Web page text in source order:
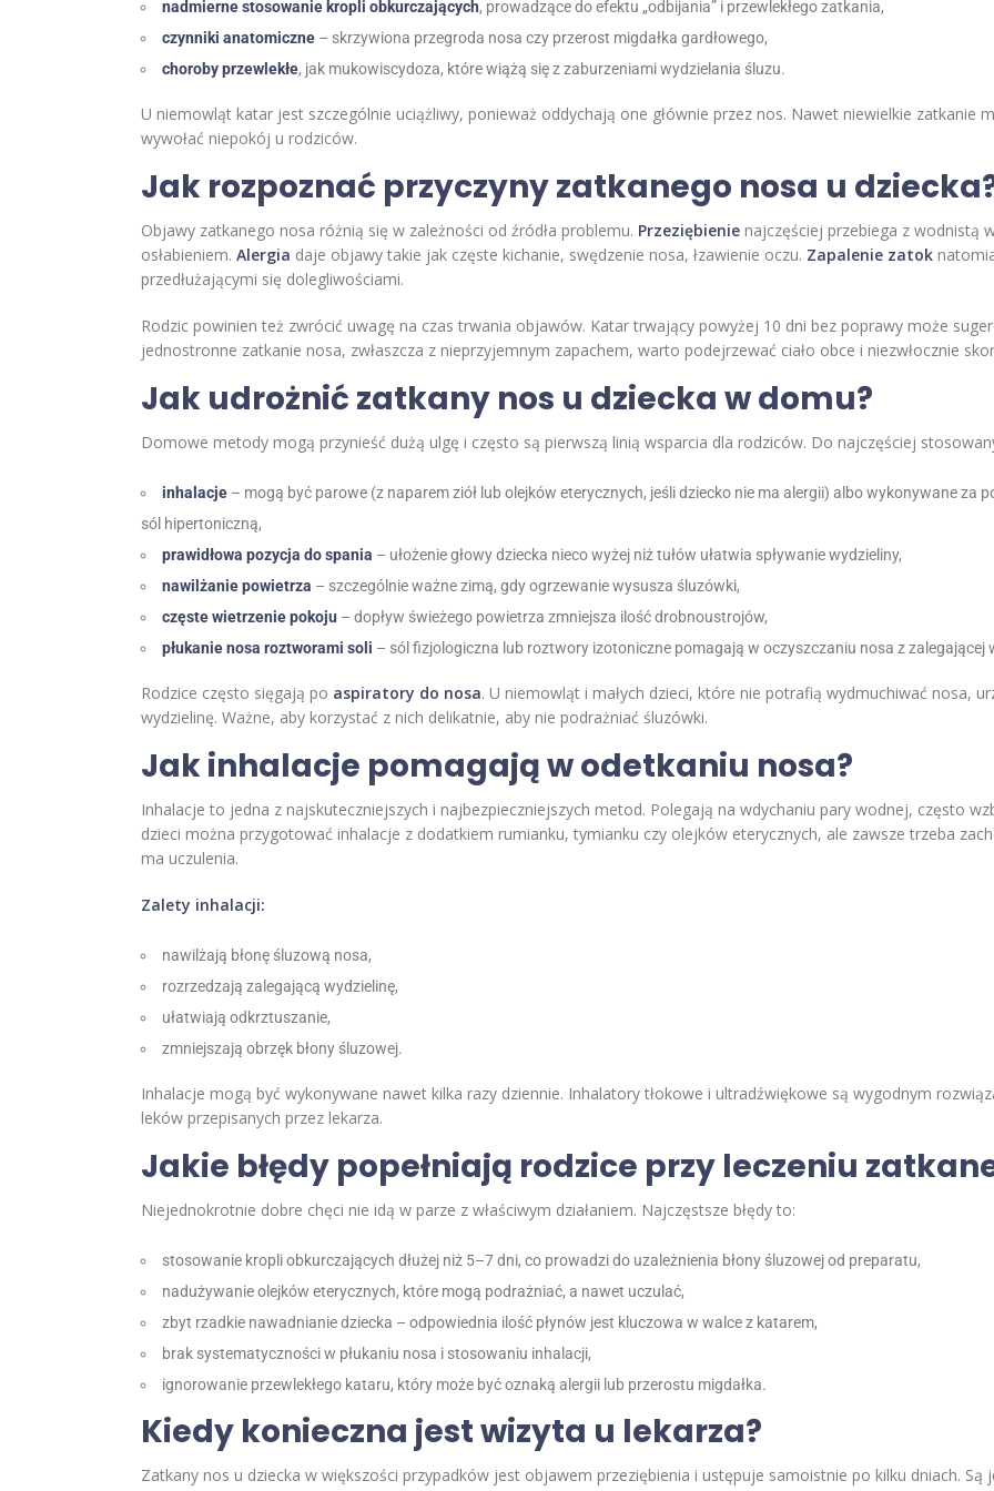
nadmierne stosowanie kropli obkurczających, prowadzące do efektu „odbijania” i przewlekłego zatkania,
czynniki anatomiczne – skrzywiona przegroda nosa czy przerost migdałka gardłowego,
choroby przewlekłe, jak mukowiscydoza, które wiążą się z zaburzeniami wydzielania śluzu.
U niemowląt katar jest szczególnie uciążliwy, ponieważ oddychają one głównie przez nos. Nawet niewielkie zatkanie
wywołać niepokój u rodziców.
Jak rozpoznać przyczyny zatkanego nosa u
Objawy zatkanego nosa różnią się w zależności od źródła problemu. Przeziębienie najczęściej przebiega z wodnistą
osłabieniem. Alergia daje objawy takie jak częste kichanie, swędzenie nosa, łzawienie oczu. Zapalenie zatok
przedłużającymi się dolegliwościami.
Rodzic powinien też zwrócić uwagę na czas trwania objawów. Katar trwający powyżej 10 dni bez poprawy może
jednostronne zatkanie nosa, zwłaszcza z nieprzyjemnym zapachem, warto podejrzewać ciało obce i niezwłocznie
Jak udrożnić zatkany nos u dziecka w domu?
Domowe metody mogą przynieść dużą ulgę i często są pierwszą linią wsparcia dla rodziców. Do najczęściej
inhalacje – mogą być parowe (z naparem ziół lub olejków eterycznych, jeśli dziecko nie ma alergii) albo wykonywane
sól hipertoniczną,
prawidłowa pozycja do spania – ułożenie głowy dziecka nieco wyżej niż tułów ułatwia spływanie wydzieliny,
nawilżanie powietrza – szczególnie ważne zimą, gdy ogrzewanie wysusza śluzówki,
częste wietrzenie pokoju – dopływ świeżego powietrza zmniejsza ilość drobnoustrojów,
płukanie nosa roztworami soli – sól fizjologiczna lub roztwory izotoniczne pomagają w oczyszczaniu nosa z zalegającej
Rodzice często sięgają po aspiratory do nosa. U niemowląt i małych dzieci, które nie potrafią wydmuchiwać nosa,
wydzielinę. Ważne, aby korzystać z nich delikatnie, aby nie podrażniać śluzówki.
Jak inhalacje pomagają w odetkaniu nosa?
Inhalacje to jedna z najskuteczniejszych i najbezpieczniejszych metod. Polegają na wdychaniu pary wodnej, często
dzieci można przygotować inhalacje z dodatkiem rumianku, tymianku czy olejków eterycznych, ale zawsze trzeba
ma uczulenia.
Zalety inhalacji:
nawilżają błonę śluzową nosa,
rozrzedzają zalegającą wydzielinę,
ułatwiają odkrztuszanie,
zmniejszają obrzęk błony śluzowej.
Inhalacje mogą być wykonywane nawet kilka razy dziennie. Inhalatory tłokowe i ultradźwiękowe są wygodnym
leków przepisanych przez lekarza.
Jakie błędy popełniają rodzice przy leczeniu
Niejednokrotnie dobre chęci nie idą w parze z właściwym działaniem. Najczęstsze błędy to:
stosowanie kropli obkurczających dłużej niż 5–7 dni, co prowadzi do uzależnienia błony śluzowej od preparatu,
nadużywanie olejków eterycznych, które mogą podrażniać, a nawet uczulać,
zbyt rzadkie nawadnianie dziecka – odpowiednia ilość płynów jest kluczowa w walce z katarem,
brak systematyczności w płukaniu nosa i stosowaniu inhalacji,
ignorowanie przewlekłego kataru, który może być oznaką alergii lub przerostu migdałka.
Kiedy konieczna jest wizyta u lekarza?
Zatkany nos u dziecka w większości przypadków jest objawem przeziębienia i ustępuje samoistnie po kilku dniach.